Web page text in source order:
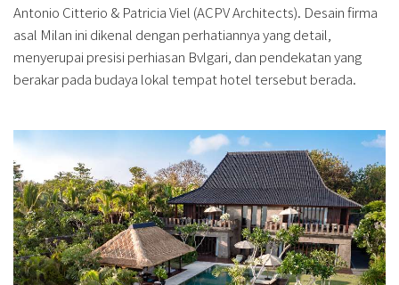
Antonio Citterio & Patricia Viel (ACPV Architects). Desain firma
asal Milan ini dikenal dengan perhatiannya yang detail,
menyerupai presisi perhiasan Bvlgari, dan pendekatan yang
berakar pada budaya lokal tempat hotel tersebut berada.